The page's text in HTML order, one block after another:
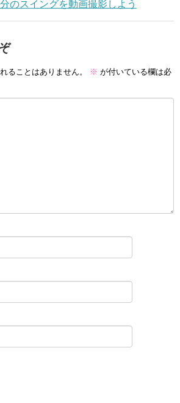
のスイングを動画撮影しよう
ることはありません。 ※ が付いている欄は必